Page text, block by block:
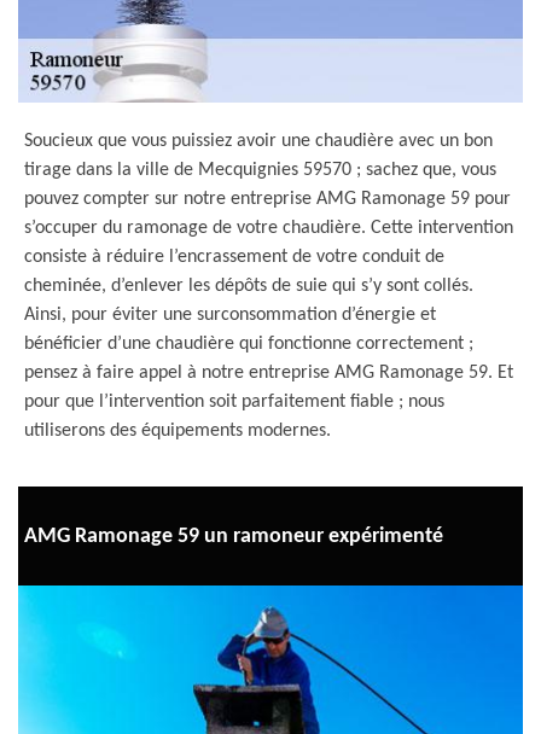
Soucieux que vous puissiez avoir une chaudière avec un bon
tirage dans la ville de Mecquignies 59570 ; sachez que, vous
pouvez compter sur notre entreprise AMG Ramonage 59 pour
s’occuper du ramonage de votre chaudière. Cette intervention
consiste à réduire l’encrassement de votre conduit de
cheminée, d’enlever les dépôts de suie qui s’y sont collés.
Ainsi, pour éviter une surconsommation d’énergie et
bénéficier d’une chaudière qui fonctionne correctement ;
pensez à faire appel à notre entreprise AMG Ramonage 59. Et
pour que l’intervention soit parfaitement fiable ; nous
utiliserons des équipements modernes.
AMG Ramonage 59 un ramoneur expérimenté